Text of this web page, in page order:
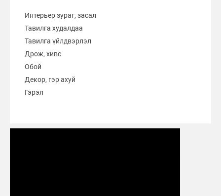
Интерьер зураг, засал
Тавилга худалдаа
Тавилга үйлдвэрлэл
Дрож, хивс
Обой
Декор, гэр ахуй
Гэрэл